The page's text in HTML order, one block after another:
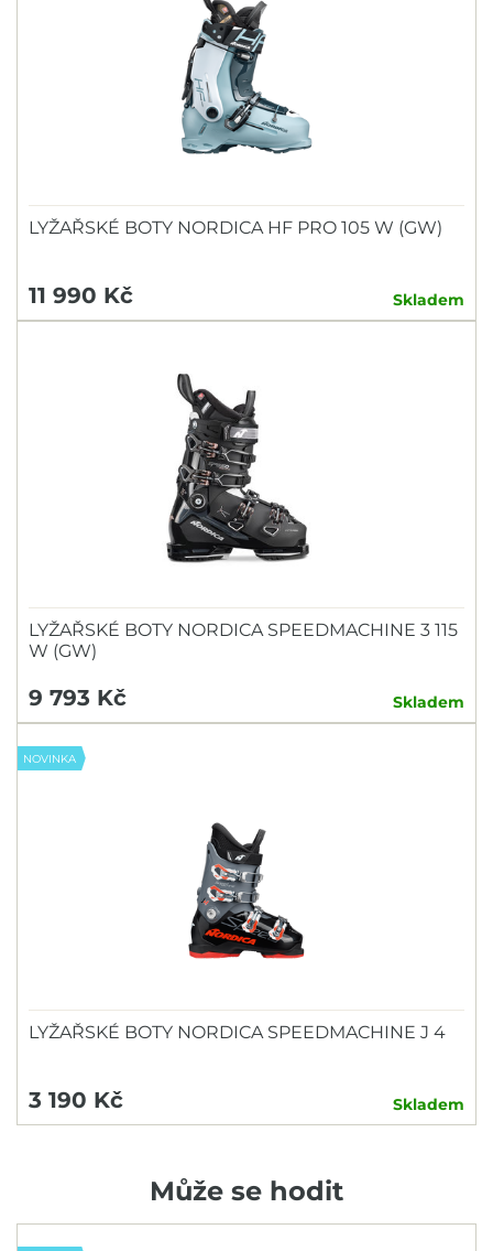
LYŽAŘSKÉ BOTY NORDICA HF PRO 105 W (GW)
11 990 Kč Skladem
LYŽAŘSKÉ BOTY NORDICA SPEEDMACHINE 3 115
W (GW)
9 793 Kč Skladem
NOVINKA
LYŽAŘSKÉ BOTY NORDICA SPEEDMACHINE J 4
3 190 Kč Skladem
Může se hodit